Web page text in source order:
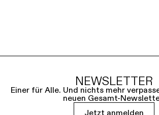
NEWSLETTER
Einer für Alle. Und nichts mehr
neuen Gesamt-
Jetzt anmelden